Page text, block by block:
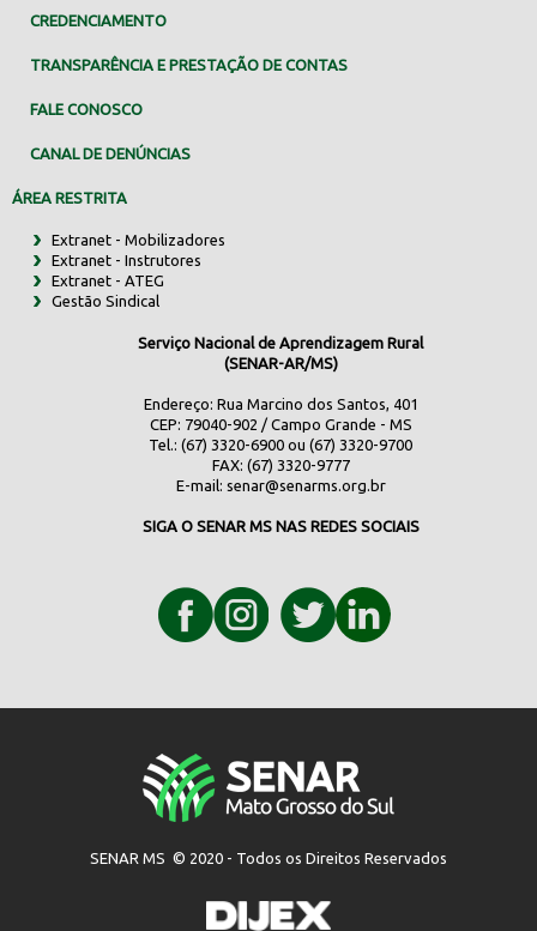
CREDENCIAMENTO
TRANSPARÊNCIA E PRESTAÇÃO DE CONTAS
FALE CONOSCO
CANAL DE DENÚNCIAS
ÁREA RESTRITA
Extranet - Mobilizadores
Extranet - Instrutores
Extranet - ATEG
Gestão Sindical
Serviço Nacional de Aprendizagem Rural
(SENAR-AR/MS)
Endereço: Rua Marcino dos Santos, 401
CEP: 79040-902 / Campo Grande - MS
Tel.: (67) 3320-6900 ou (67) 3320-9700
FAX: (67) 3320-9777
E-mail: senar@senarms.org.br
SIGA O SENAR MS NAS REDES SOCIAIS
SENAR MS © 2020 - Todos os Direitos Reservados